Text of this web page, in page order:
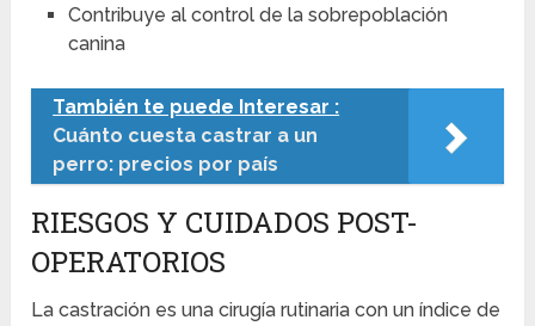
Contribuye al control de la sobrepoblación
canina
También te puede Interesar :
Cuánto cuesta castrar a un
perro: precios por país
RIESGOS Y CUIDADOS POST-
OPERATORIOS
La castración es una cirugía rutinaria con un índice de